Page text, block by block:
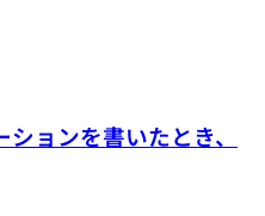
ョンを書いたとき、